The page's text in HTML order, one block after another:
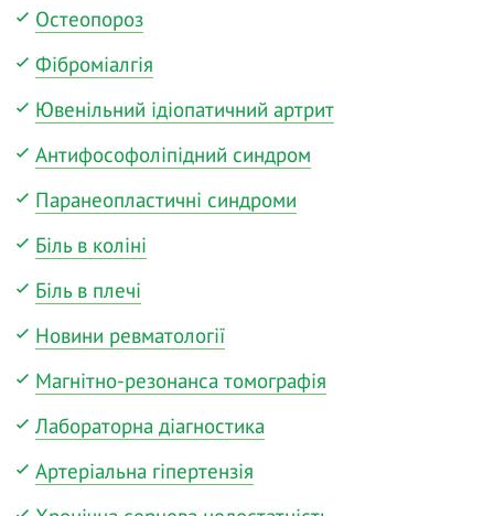
Остеопороз
Фіброміалгія
Ювенільний ідіопатичний артрит
Антифософоліпідний синдром
Паранеопластичні синдроми
Біль в коліні
Біль в плечі
Новини ревматології
Магнітно-резонанса томографія
Лабораторна діагностика
Артеріальна гіпертензія